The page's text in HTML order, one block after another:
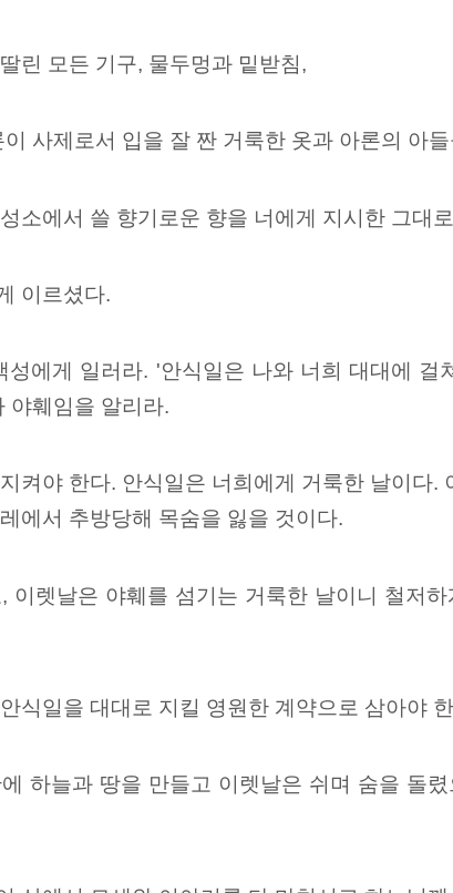
린 모든 기구, 물두멍과 밑받침,
사제로서 입을 잘 짠 거룩한 옷과 아론의 아
소에서 쓸 향기로운 향을 너에게 지시한 그대
이르셨다.
성에게 일러라. '안식일은 나와 너희 대대에
야훼임을 알리라.
켜야 한다. 안식일은 너희에게 거룩한 날이다
에서 추방당해 목숨을 잃을 것이다.
이렛날은 야훼를 섬기는 거룩한 날이니 철저
식일을 대대로 지킬 영원한 계약으로 삼아야
하늘과 땅을 만들고 이렛날은 쉬며 숨을 돌